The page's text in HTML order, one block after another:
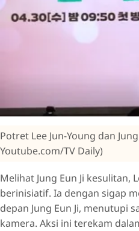
Potret Lee Jun-Young dan
Youtube.com/TV Daily)
Melihat Jung Eun Ji kesulitan,
berinisiatif. Ia dengan sigap
depan Jung Eun Ji, menutupi
kamera. Aksi ini terekam